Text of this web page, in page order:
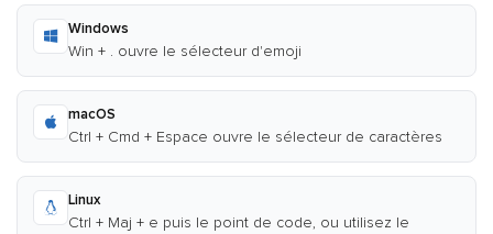
Windows
Win + . ouvre le sélecteur d'emoji
macOS
Ctrl + Cmd + Espace ouvre le sélecteur de caractères
Linux
Ctrl + Maj + e puis le point de code, ou utilisez le